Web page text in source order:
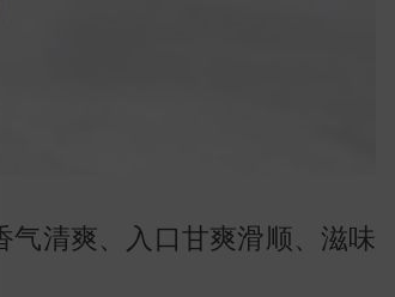
清爽、入口甘爽滑顺、滋味